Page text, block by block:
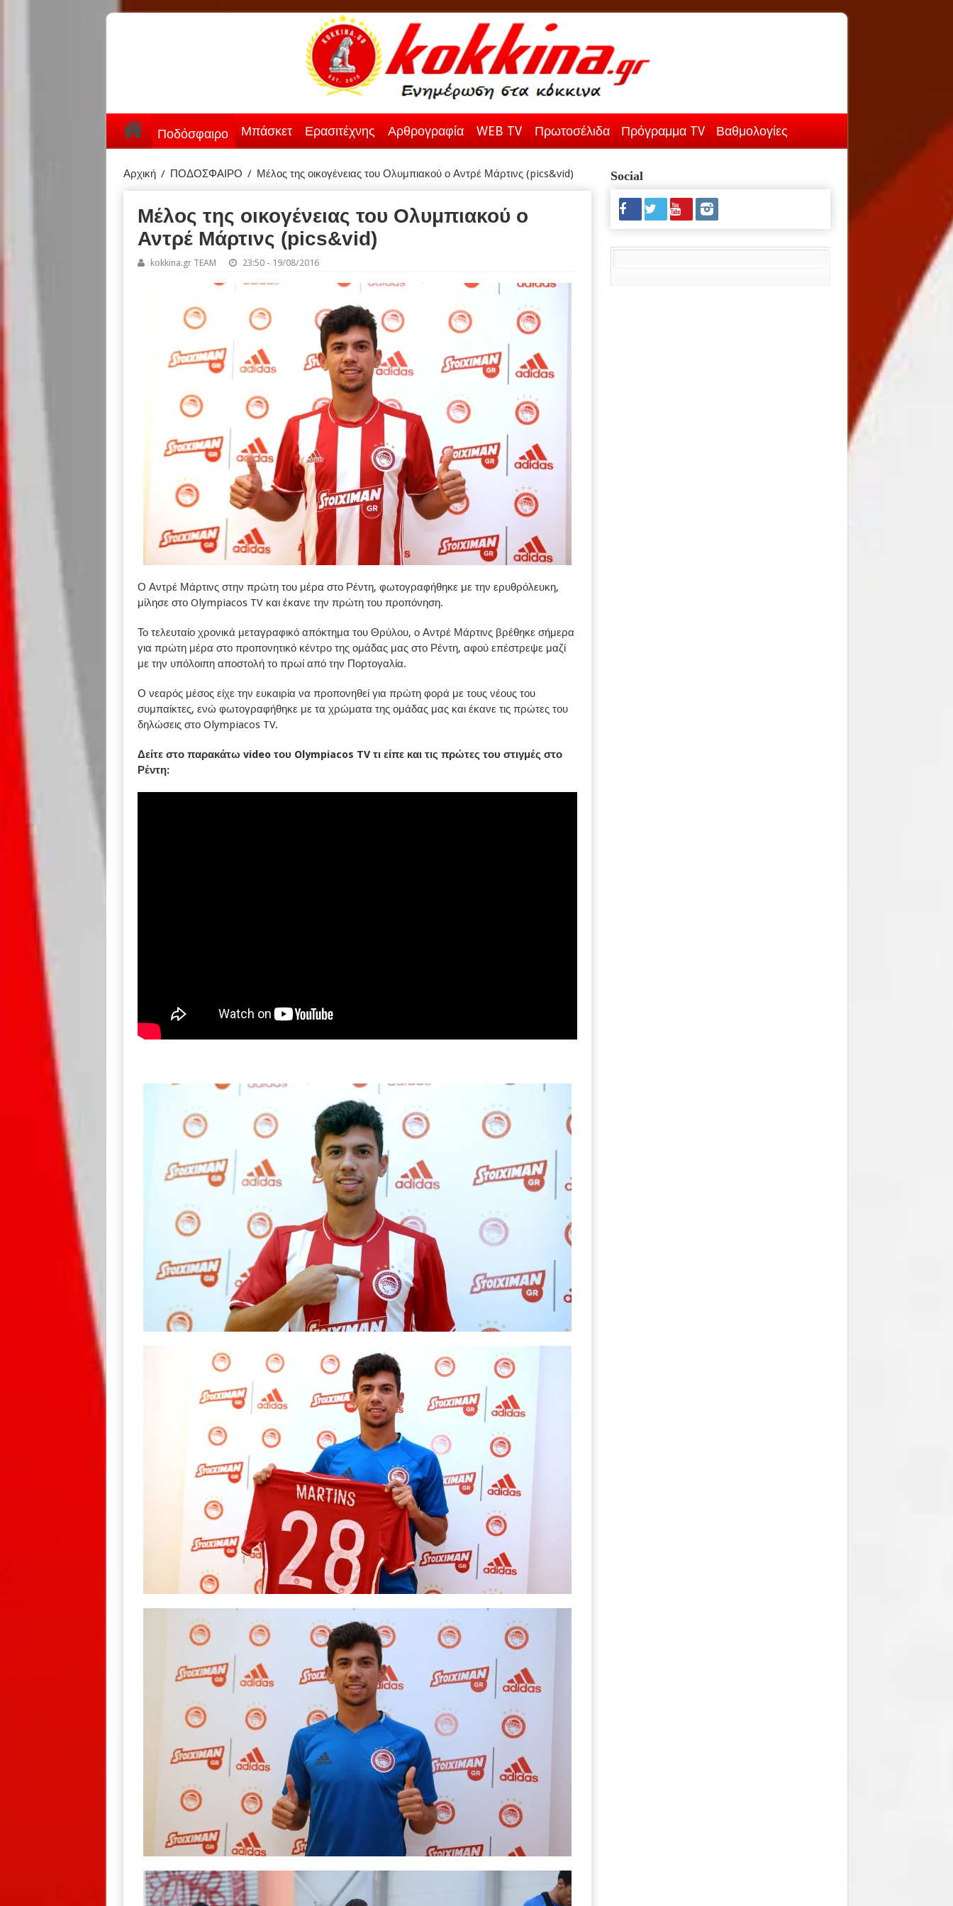
Ποδόσφαιρο Μπάσκετ Ερασιτέχνης Αρθρογραφία WEB TV Πρωτοσέλιδα Πρόγραμμα TV Βαθμολογίες
Αρχική / ΠΟΔΟΣΦΑΙΡΟ / Μέλος της οικογένειας του Ολυμπιακού ο Αντρέ Μάρτινς (pics&vid)
Μέλος της οικογένειας του Ολυμπιακού ο
Αντρέ Μάρτινς (pics&vid)
kokkina.gr TEAM 23:50 - 19/08/2016
Ο Αντρέ Μάρτινς στην πρώτη του μέρα στο Ρέντη, φωτογραφήθηκε με την ερυθρόλευκη,
μίλησε στο Olympiacos TV και έκανε την πρώτη του προπόνηση.
Το τελευταίο χρονικά μεταγραφικό απόκτημα του Θρύλου, ο Αντρέ Μάρτινς βρέθηκε σήμερα
για πρώτη μέρα στο προπονητικό κέντρο της ομάδας μας στο Ρέντη, αφού επέστρεψε μαζί
με την υπόλοιπη αποστολή το πρωί από την Πορτογαλία.
Ο νεαρός μέσος είχε την ευκαιρία να προπονηθεί για πρώτη φορά με τους νέους του
συμπαίκτες, ενώ φωτογραφήθηκε με τα χρώματα της ομάδας μας και έκανε τις πρώτες του
δηλώσεις στο Olympiacos TV.
Δείτε στο παρακάτω video του Olympiacos TV τι είπε και τις πρώτες του στιγμές στο
Ρέντη:
Social